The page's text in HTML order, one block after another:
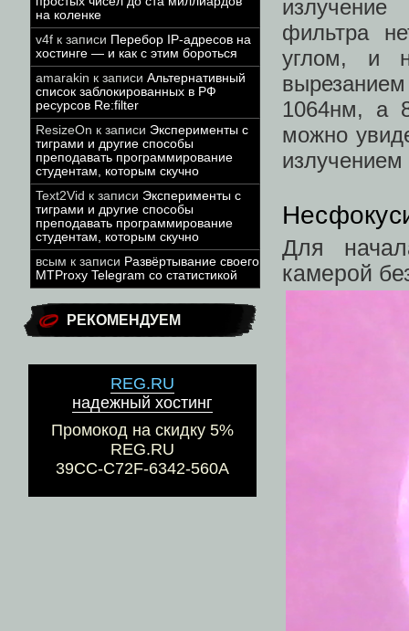
на коленке
v4f к записи Перебор IP-адресов на
хостинге — и как с этим бороться
amarakin к записи Альтернативный
список заблокированных в РФ
ресурсов Re:filter
ResizeOn к записи Эксперименты с
тиграми и другие способы
преподавать программирование
студентам, которым скучно
Text2Vid к записи Эксперименты с
тиграми и другие способы
преподавать программирование
студентам, которым скучно
всым к записи Развёртывание своего
MTProxy Telegram со статистикой
РЕКОМЕНДУЕМ
REG.RU
надежный хостинг
Промокод на скидку 5%
REG.RU
39CC-C72F-6342-560A
фильтра
углом, и
1064нм, а
можно
Для
камерой